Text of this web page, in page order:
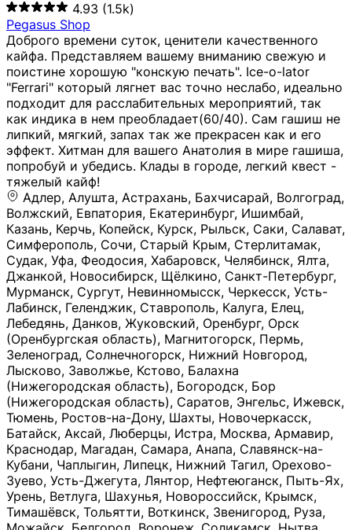
4.93 (1.5k)
Pegasus Shop
Доброго времени суток, ценители качественного
кайфа. Представляем вашему вниманию свежую и
поистине хорошую "конскую печать". Ice-o-lator
"Ferrari" который лягнет вас точно неслабо, идеально
подходит для расслабительных мероприятий, так
как индика в нем преобладает(60/40). Сам гашиш не
липкий, мягкий, запах так же прекрасен как и его
эффект. Хитман для вашего Анатолия в мире гашиша,
попробуй и убедись. Клады в городе, легкий квест -
тяжелый кайф!
Адлер, Алушта, Астрахань, Бахчисарай, Волгоград, Волжский, Евпатория, Екатеринбург, Ишимбай, Казань, Керчь, Копейск, Курск, Рыльск, Саки, Салават, Симферополь, Сочи, Старый Крым, Стерлитамак, Судак, Уфа, Феодосия, Хабаровск, Челябинск, Ялта, Джанкой, Новосибирск, Щёлкино, Санкт-Петербург, Мурманск, Сургут, Невинномысск, Черкесск, Усть-Лабинск, Геленджик, Ставрополь, Калуга, Елец, Лебедянь, Данков, Жуковский, Оренбург, Орск (Оренбургская область), Магнитогорск, Пермь, Зеленоград, Солнечногорск, Нижний Новгород, Лысково, Заволжье, Кстово, Балахна (Нижегородская область), Богородск, Бор (Нижегородская область), Саратов, Энгельс, Ижевск, Тюмень, Ростов-на-Дону, Шахты, Новочеркасск, Батайск, Аксай, Люберцы, Истра, Москва, Армавир, Краснодар, Магадан, Самара, Анапа, Славянск-на-Кубани, Чаплыгин, Липецк, Нижний Тагил, Орехово-Зуево, Усть-Джегута, Лянтор, Нефтеюганск, Пыть-Ях, Урень, Ветлуга, Шахунья, Новороссийск, Крымск, Тимашёвск, Тольятти, Воткинск, Звенигород, Руза, Можайск, Белгород, Воронеж, Соликамск, Нытва, Лысьва (Пермский край), Чусовой, Кунгур, Краснокамск, Миасс, Губаха, Тула, Новомосковск, Донской, Омск, Льгов, Мытищи, Королёв, Ивантеевка, Балашиха, Семилуки, Кудымкар, Старый Оскол, Оса (Пермский край), Одинцово (Московская область), Ханты-Мансийск, Лабинск, Темрюк, Курганинск, Белореченск (Краснодарский край), Алупкa, Губкин, Рязань, Калининград, Усть-Илимск, Фрязино, Минеральные Воды, Пятигорск, Кострома, Ярославль, Коркино, Верхняя Пышма, Подольск, Красноярск, Смоленск, Долгопрудный, Чебоксары, Калачинск, Канск, Киров (Кировская область), Вологда, Рославль, Владивосток, Обнинск, Балабаново (Калужская область), Малоярославец, Брянск, Видное, Ярцево, Вязьма, Гагарин, Приволжск, Фурманов, Чайковский, Кинешма, Горячий Ключ, Улан-Удэ, Туймазы, Дюртюли, Альметьевск, Нефтекамск, Хадыженск, Апшеронск, Майкоп, Уссурийск, Ульяновск, Гатчина, Луга (Ленинградская область), Надым, Ногинск, Электросталь, Железнодорожный (Московская область), Бутурлиновка, Кириллов, Краснознаменск (Калиниградская область), Мышкин, Томмот, Холм, Абакан, Абдулино, Агидель, Агрыз, Адыгейск, Азнакаево, Алатырь, Алдан, Алейск, Александров, Александровск, Алексеевка (Белгородская обл.), Алексин, Амурск, Анадырь, Ангарск, Андреаполь, Анжеро-Судженск, Анива, Апатиты, Арамиль, Ардон, Арзамас, Аркадак, Арсеньев, Артём, Артёмовский, Архангельск, Асбест, Асино, Аткарск, Ахтубинск, Аша, Бабаево (Вологодская область), Бавлы (Республика Татарстан), Байкальск, Бакал, Баксан, Балаклава, Балаково (Саратовская область), Балашов (Саратовская область), Балтийск, Барабинск, Барнаул, Барыш (Ульяновская область), Бежецк, Белая Калитва (Ростовская область), Белебей, Белогорск (Крым), Белозерск, Белокуриха, Беломорск, Белоозёрский (Московская область), Белорецк (Республика Башкортостан), Кызыл, Белоярский (Ханты-Мансийский АО), Бердск, Березники (Пермский край), Берёзовский (Кемеровская область), Берёзовский (Свердловская область), Беслан, Бийск, Бикин, Билибино, Биробиджан, Благовещенск (Амурская область), Благовещенск (Башкортостан), Бобров, Богородицк, Боготол, Богучар, Бокситогорск (Ленинградская область), Бологое (Тверская область), Болхов, Большой Камень (Приморский край), Борисоглебск (Воронежская область), Боровичи (Новгородская область), Боровск, Бородино, Братск, Бронницы (Московская область), Бугульма (Республика Татарстан), Бугуруслан (Оренбургская область), Буинск, Буй, Буйнакск, Валдай, Валуйки, Велиж, Великие Луки, Великий Новгород, Великий Устюг, Вельск, Венёв, Верещагино, Верхнеуральск, Верхний Уфалей, Верхняя Салда, Верхняя Тура, Весьегонск, Вилючинск, Вихоревка, Вичуга, Владикавказ, Волгодонск, Волгореченск, Володарск, Волосово, Волчанск, Вольск, Воркута, Ворсма, Всеволожск (Ленинградская область), Вуктыл, Выкса, Высоковск, Высоцк, Вытегра, Вышний Волочёк, Вяземский, Вязники, Вятские Поляны, Нея, Шилка, Гаврилов Посад, Гаврилов-Ям, Гай, Галич, Гдов, Голицыно, Горно-Алтайск, Горнозаводск, Горняк, Городец, Гороховец, Гремячинск, Грозный, Грязи, Грязовец, Губкинский, Гуково, Гулькевичи, Гурьевск (Калининградская область), Гурьевск (Кемеровская область), Гусев, Гусь-Хрустальный, Давлеканово, Далматово, Дальнегорск, Дегтярск, Дедовск, Демидов, Дербент, Десногорск, Дзержинск, Дзержинский (Московская область), Дивногорск, Димитровград, Дмитровск, Дно, Добрянка, Долинск, Домодедово, Донецк (ДНР), Дорогобуж, Дрезна, Дубна, Дудинка, Духовщина, Дятьково, Егорьевск, Елабуга, Елизово, Ельня (Будет изменено название), Емва, Енисейск, Ермолино, Ершов, Ессентуки, Ефремов, Железноводск, Железногорск (Красноярский край), Железногорск (Курская область), Железногорск-Илимский, Жигулёвск, Жиздра, Жирновск, Жуков, Жуковка, Заводоуковск, Заволжск, Задонск, Заинск, Заозёрный, Заозёрск, Западная Двина, Заполярный, Зарайск, Заречный (Пензенская область), Заречный (Свердловская область), Заринск, Звенигово, Зверево, Зеленогорск ( Ленинградская обл. ), Зеленоградск, Зеленодольск, Зеленокумск, Зерноград, Зима, Змеиногорск, Зубцов, Ивангород, Иваново, Ивдель, Избербаш, Изобильный, Иланский, Инза, Инкерман, Инта, Ипатово, Искитим, Йошкар-Ола, Кадников, Калач, Калач-на-Дону, Калининск, Калтан, Калязин, Камбарка, Каменка (Пензенская область), Каменногорск (Ленинградская область), Каменск-Уральский, Каменск-Шахтинский, Камень-на-Оби, Камешково, Камышин, Канаш, Кандалакша, Карабаново, Карабаш, Карачаевск, Каргат, Каргополь, Карпинск, Карталы, Касимов, Касли, Каспийск, Катав-Ивановск, Катайск, Качканар, Кашин, Кашира, Кемерово, Кемь, Кизел, Кизилюрт, Кизляр, Кимовск, Кимры, Кингисепп, Кинель, Киреевск, Киренск, Киржач, Кириши, Кирово-Чепецк, Кировск (Ленинградская область), Кировск (Мурманская область), Кирсанов, Киселёвск, Кисловодск, Климовск, Клинцы, Княгинино, Ковдор, Ковров, Когалым, Козельск, Козьмодемьянск, Кола, Кологрив, Колпашево, Колпино, Кольчугино, Комсомольск, Комсомольск-на-Амуре, Конаково, Кондопога, Кондрово, Константиновск, Кораблино, Кореновск, Корсаков, Коряжма, Костерёво, Костомукша, Котельники, Котельниково, Котельнич, Котлас, Котовск, Кохма, Красноармейск (Московская область), Краснозаводск, Краснознаменск (Московская область), Краснокаменск, Краснослободск (Волгоградская область), Краснотурьинск, Красноуральск, Красный Сулин, Кремёнки, Кропоткин, Кубинка, Кувшиново (Тверская область), Кудрово, Кулебаки, Кумертау, Курлово, Куровское, Куртамыш, Курчатов, Куса, Кушва, Кыштым, Лабытнанги, Лагань, Лаишево (Республика Татарстан), Лакинск, Лангепас, Лахденпохья, Ленинск-Кузнецкий, Ленск (Республика Саха), Лермонтов (Ставропольский край), Лесозаводск (Приморский край), Лесосибирск, Ливны (Орловская область), Ликино-Дулёво, Липки (Тульская область), Лиски (Воронежская область), Лихославль, Лодейное Поле, Ломоносов (Санкт-Петербург), Лосино-Петровский, Лукоянов, Луховицы, Лыткарино, Любань (Ленинградская область), Любим, Людиново, Магас, Майский, Макаров, Малая Вишера, Малгобек, Мамадыш, Мамоново, Мантурово, Маркс, Махачкала, Мглин, Мегион, Медвежьегорск, Медногорск, Медынь, Меленки, Мелеуз, Менделеевск, Мещовск, Микунь, Миллерово, Минусинск, Миньяр, Мирный (Архангельская область), Мирный (Якутия), Михайловка (Город), Михайловск (Свердловская область), Михайловск (Ставропольский край), Могоча, Можга, Моздок, Мончегорск, Морозовск, Моршанск, Мосальск, Муравленко, Мурино, Муром, Мценск, Мыски, Набережные Челны, Навашино (Нижегородская область), Назарово (Красноярский край), Назрань, Нальчик, Наро-Фоминск, Нарткала, Нарьян-Мар, Находка, Невель (Псковская область), Невельск, Невьянск, Нелидово (Тверская область), Неман, Нерехта (Костромская область), Нерюнгри, Нестеров, Нефтегорск (Самарская область), Нефтекумск, Нижневартовск, Нижнекамск (Республика Татарстан), Нижнеудинск, Нижние Серги, Нижний Ломов, Нижняя Тура, Николаевск-на-Амуре, Никольск (Вологодская область), Никольск (Пензенская область), Новая Ладога, Новая Ляля, Новоалександровск, Новоалтайск, Нововоронеж, Новодвинск, Новозыбков, Новокубанск, Новокуйбышевск, Новомичуринск, Новопавловск, Новоржев, Новосокольники, Новотроицк, Новоульяновск, Новоуральск, Новохопёрск, Новочебоксарск, Новошахтинск, Новый Оскол, Новый Уренгой, Норильск, Нурлат, Нягань, Нязепетровск, Няндома, Облучье, Обоянь, Озёрск (Калининградская область), Озёрск (Челябинская область), Озёры, Октябрьск (Самарская область), Октябрьский (Башкортостан), Окуловка (Новгородская область), Оленегорск, Олонец, Онега, Опочка, Осинники, Осташков, Остров, Острогожск, Отрадный, Оха, Павлово, Павловск (Воронежская область), Павловск (Санкт-Петербург), Павловский Посад, Партизанск, Певек, Пенза, Первоуральск, Перевоз, Пересвет, Переславль-Залесский, Пестово (Новгородская область), Петрозаводск, Петропавловск-Камчатский, Печоры, Пикалёво, Пионерский, Питкяранта, Плавск, Плёс, Подпорожье, Покачи, Покров, Покровск, Полесск, Полысаево, Полярные Зори, Полярный, Поронайск, Порхов, Похвистнево, Почеп, Починок, Пошехонье, Правдинск, Приморск (Калининградская область), Приморско-Ахтарск, Приозерск, Прокопьевск, Протвино, Прохладный, Пугачёв, Пудож, Пустошка, Пушкино, Пущино, Пыталово, Радужный (Владимирская область), Радужный (Ханты-Мансийский АО), Райчихинск, Раменское, Рассказово, Ревда, Реж, Реутов, Родники, Россошь, Ростов (Ярославская обл.), Рошаль, Ртищево, Рубцовск, Рузаевка, Рыбинск, Рыбное, Ряжск, Салехард, Сальск, Саранск, Сарапул, Саров, Сасово, Сатка, Сафоново, Саяногорск, Саянск, Светлогорск, Светлоград, Светлый, Светогорск (Ленинградская область), Свободный, Себеж, Северобайкальск, Северодвинск, Североуральск, Сегежа, Семикаракорск, Сенгилей, Серафимович, Сергач, Сергиев Посад, Сердобск, Сертолово (Ленинградская область), Сестрорецк (Ленинградская область), Сибай, Скопин, Славгород, Сланцы, Слободской, Слюдянка, Собинка, Советск (Кировская область), Советск (Калининградская область), Советск (Тульская область), Советская Гавань, Советский (Ханты-Мансийский АО), Сокол (Вологодская область), Солигалич, Соль-Илецк, Сольцы, Сортавала, Сосенский, Сосновоборск, Сосновый Бор (Ленинградская область), Сосногорск, Спас-Клепики, Спасск-Рязанский, С